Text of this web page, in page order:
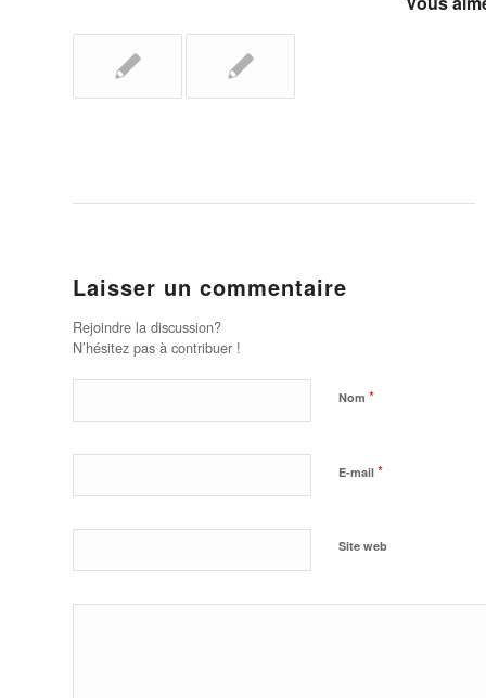
Laisser un commentaire
Rejoindre la discussion?
N’hésitez pas à contribuer !
Nom *
E-mail *
Site web